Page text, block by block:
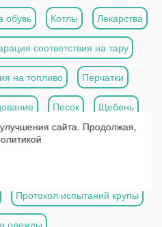
обувь Котлы Лекарства
соответствия на тару
на топливо Перчатки
Песок Щебень
эмаль
Протокол испытаний крупы
сайта. Продолжая,